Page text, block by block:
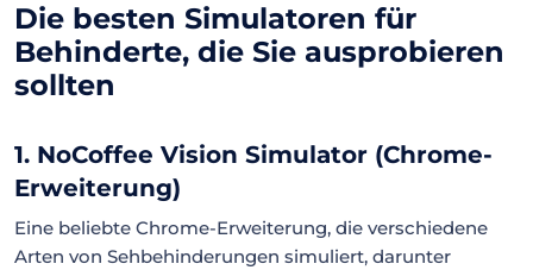
Die besten Simulatoren für
Behinderte, die Sie ausprobieren
sollten
1. NoCoffee Vision Simulator (Chrome-
Erweiterung)
Eine beliebte Chrome-Erweiterung, die verschiedene
Arten von Sehbehinderungen simuliert, darunter